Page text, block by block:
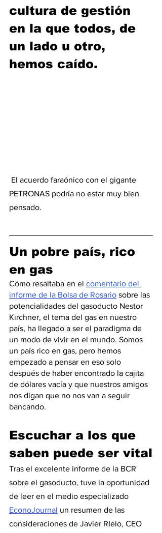
cultura de gestión
en la que todos, de
un lado u otro,
hemos caído.
PETRONAS podría no estar muy bien
pensado.
Un pobre país, rico
en gas
Cómo resaltaba en el comentario del
informe de la Bolsa de Rosario sobre las
potencialidades del gasoducto Nestor
Kirchner, el tema del gas en nuestro
país, ha llegado a ser el paradigma de
un modo de vivir en el mundo. Somos
un país rico en gas, pero hemos
empezado a pensar en eso solo
después de haber encontrado la cajita
de dólares vacía y que nuestros amigos
nos digan que no nos van a seguir
bancando.
Escuchar a los que
saben puede ser vital
Tras el excelente informe de la BCR
sobre el gasoducto, tuve la oportunidad
de leer en el medio especializado
EconoJournal un resumen de las
consideraciones de Javier RIelo, CEO